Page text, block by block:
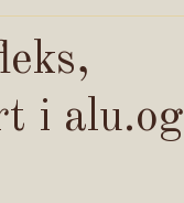
i alu.og